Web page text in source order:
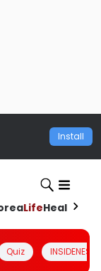
Install
LifeHealth
Quiz INSIDENESIA